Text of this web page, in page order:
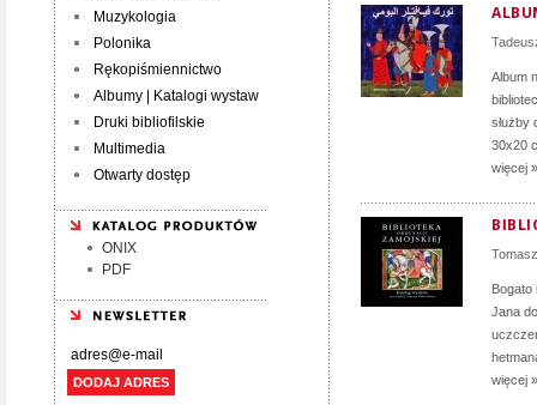
Muzykologia
Polonika
Rękopiśmiennictwo
Albumy | Katalogi wystaw
Druki bibliofilskie
Multimedia
Otwarty dostęp
ONIX
PDF
DODAJ ADRES
Album
służby
30x20
więcej »
Bogato
Jana
więcej »